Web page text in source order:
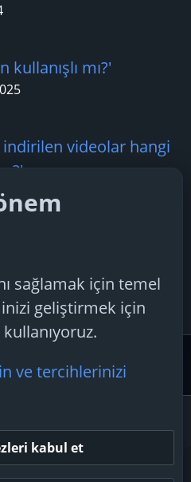
kullanışlı mı?'
videolar hangi
en iyi yerler
kurallar
Gizlilik politikası
R
sağlamak için temel
geliştirmek için
ve tercihlerinizi
kabul et